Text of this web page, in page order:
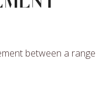
between a range